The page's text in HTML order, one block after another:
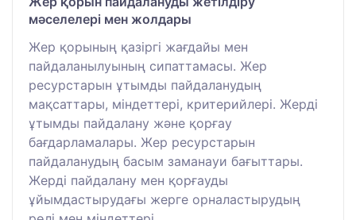
мәселелері мен жолдары
Жер қорының қазіргі жағдайы мен
пайдаланылуының сипаттамасы. Жер
ресурстарын ұтымды пайдаланудың
мақсаттары, міндеттері, критерийлері. Жерді
ұтымды пайдалану және қорғау
бағдарламалары. Жер ресурстарын
пайдаланудың басым заманауи бағыттары.
Жерді пайдалану мен қорғауды
ұйымдастырудағы жерге орналастырудың